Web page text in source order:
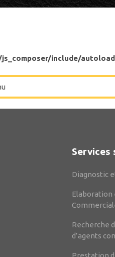
include/
Services
Diagnostic
Elaboration
Recherche
d’agents
Prestation